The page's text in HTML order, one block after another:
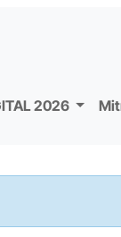
2026